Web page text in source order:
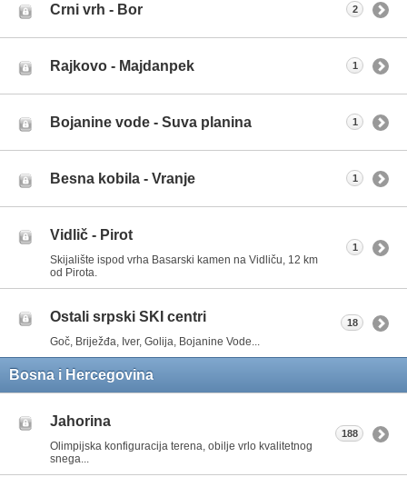
Crni vrh - Bor 2
Rajkovo - Majdanpek 1
Bojanine vode - Suva planina 1
Besna kobila - Vranje 1
Vidlič - Pirot
Skijalište ispod vrha Basarski kamen na Vidliču, 12 km
od Pirota.
1
Ostali srpski SKI centri
Goč, Briježđa, Iver, Golija, Bojanine Vode...
18
Bosna i Hercegovina
Jahorina
Olimpijska konfiguracija terena, obilje vrlo kvalitetnog
snega...
188